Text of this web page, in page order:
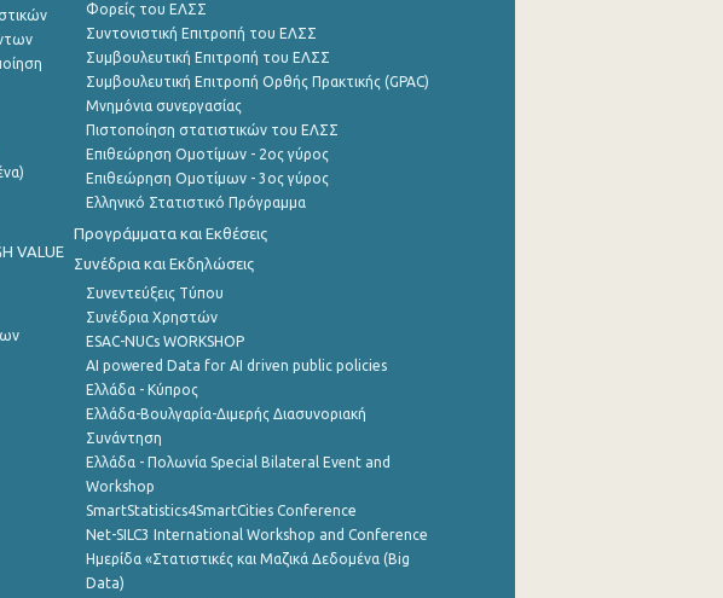
VALUE
Φορείς του ΕΛΣΣ
Συντονιστική Επιτροπή του ΕΛΣΣ
Συμβουλευτική Επιτροπή του ΕΛΣΣ
Συμβουλευτική Επιτροπή Ορθής Πρακτικής (GPAC)
Μνημόνια συνεργασίας
Πιστοποίηση στατιστικών του ΕΛΣΣ
Επιθεώρηση Ομοτίμων - 2ος γύρος
Επιθεώρηση Ομοτίμων - 3ος γύρος
Ελληνικό Στατιστικό Πρόγραμμα
Προγράμματα και Εκθέσεις
Συνέδρια και Εκδηλώσεις
Συνεντεύξεις Τύπου
Συνέδρια Χρηστών
ESAC-NUCs WORKSHOP
AI powered Data for AI driven public policies
Ελλάδα - Κύπρος
Ελλάδα-Βουλγαρία-Διμερής Διασυνοριακή
Συνάντηση
Ελλάδα - Πολωνία Special Bilateral Event and
Workshop
SmartStatistics4SmartCities Conference
Net-SILC3 International Workshop and Conference
Ημερίδα «Στατιστικές και Μαζικά Δεδομένα (Big
Data)